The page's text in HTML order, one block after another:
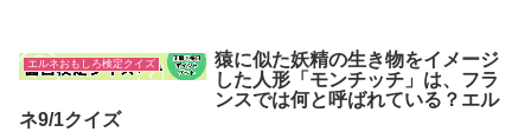
エルネおもしろ検定クイズ
猿に似た妖精の生き物をイメージ
した人形「モンチッチ」は、フラ
ンスでは何と呼ばれている？エル
ネ9/1クイズ